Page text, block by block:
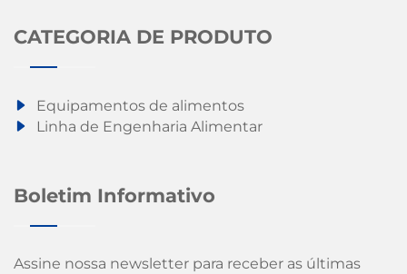
CATEGORIA DE PRODUTO
Equipamentos de alimentos
Linha de Engenharia Alimentar
Boletim Informativo
Assine nossa newsletter para receber as últimas